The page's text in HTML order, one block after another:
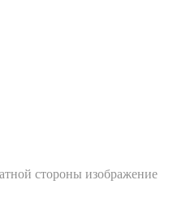
стороны изображение